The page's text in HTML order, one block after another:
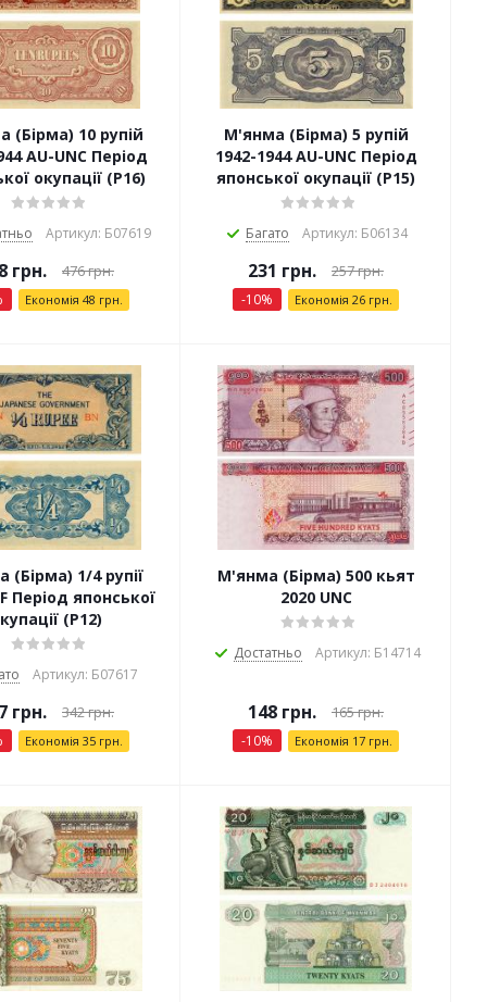
(Бірма) 10 рупій
AU-UNC Період
окупації (P16)
Артикул: Б07619
грн. 476грн.
Економія 48 грн.
М'янма (Бірма) 5 рупій
1942-1944 AU-UNC Період
японської окупації (P15)
Багато Артикул: Б06134
231 грн. 257грн.
-10% Економія 26грн.
1/4 рупії
Період японської
(P12)
Артикул: Б07617
грн. 342грн.
Економія 35грн.
М'янма (Бірма) 500 кьят
2020 UNC
Достатньо Артикул: Б14714
148 грн. 165грн.
-10% Економія 17грн.